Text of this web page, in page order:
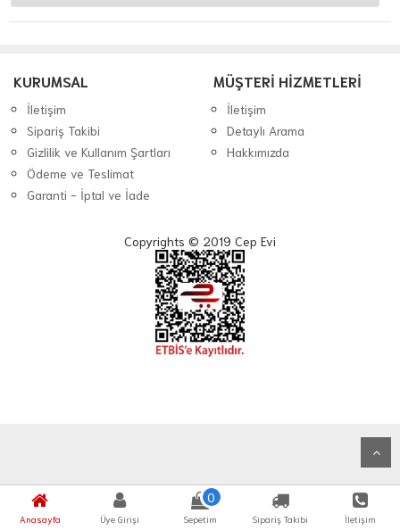
Anasayfa Üye Girişi
0
Sepetim Sipariş Takibi İletişim
KURUMSAL
İletişim
Sipariş Takibi
Gizlilik ve Kullanım Şartları
Ödeme ve Teslimat
Garanti - İptal ve İade
MÜŞTERİ HİZMETLERİ
İletişim
Detaylı Arama
Hakkımızda
Copyrights © 2019 Cep Evi